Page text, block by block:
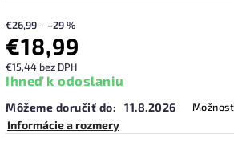
€26,99 –29 %
€18,99
€15,44 bez DPH
Ihneď k odoslaniu
Môžeme doručiť do: 11.8.2026
Informácie a rozmery